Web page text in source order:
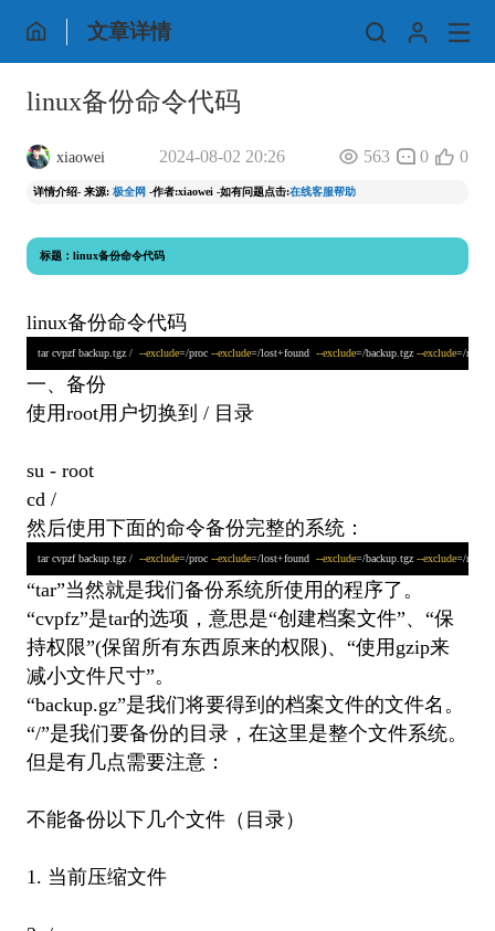
文章详情
linux备份命令代码
xiaowei 2024-08-02 20:26 563 0 0
详情介绍- 来源: 极全网 -作者:xiaowei -如有问题点击:在线客服帮助
标题：linux备份命令代码
linux备份命令代码
tar cvpzf backup.tgz / --exclude=/proc --exclude=/lost+found --exclude=/backup.tgz --exclude=/mnt
一、备份
使用root用户切换到 / 目录
su - root
cd /
然后使用下面的命令备份完整的系统：
tar cvpzf backup.tgz / --exclude=/proc --exclude=/lost+found --exclude=/backup.tgz --exclude=/mnt
“tar”当然就是我们备份系统所使用的程序了。
“cvpfz”是tar的选项，意思是“创建档案文件”、“保
持权限”(保留所有东西原来的权限)、“使用gzip来
减小文件尺寸”。
“backup.gz”是我们将要得到的档案文件的文件名。
“/”是我们要备份的目录，在这里是整个文件系统。
但是有几点需要注意：
不能备份以下几个文件（目录）
1. 当前压缩文件